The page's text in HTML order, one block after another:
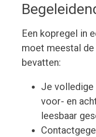
Een kopregel in
moet meestal
bevatten:
Je volledige
voor- en
leesbaar